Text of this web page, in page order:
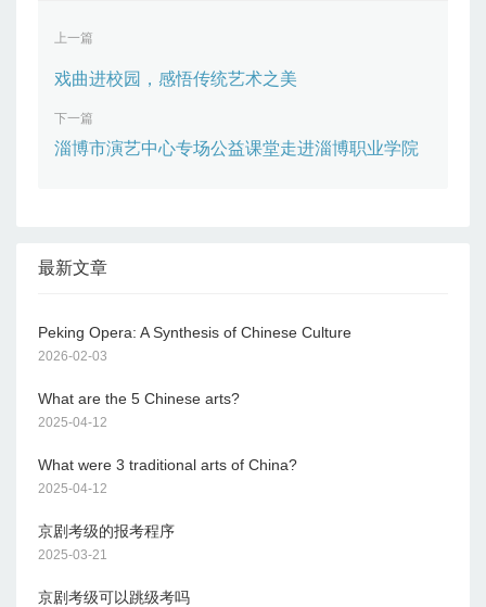
上一篇
戏曲进校园，感悟传统艺术之美
下一篇
淄博市演艺中心专场公益课堂走进淄博职业学院
最新文章
Peking Opera: A Synthesis of Chinese Culture
2026-02-03
What are the 5 Chinese arts?
2025-04-12
What were 3 traditional arts of China?
2025-04-12
京剧考级的报考程序
2025-03-21
京剧考级可以跳级考吗